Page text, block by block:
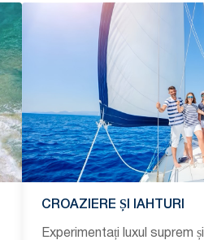
CROAZIERE ȘI IAHTURI
Experimentați luxul suprem